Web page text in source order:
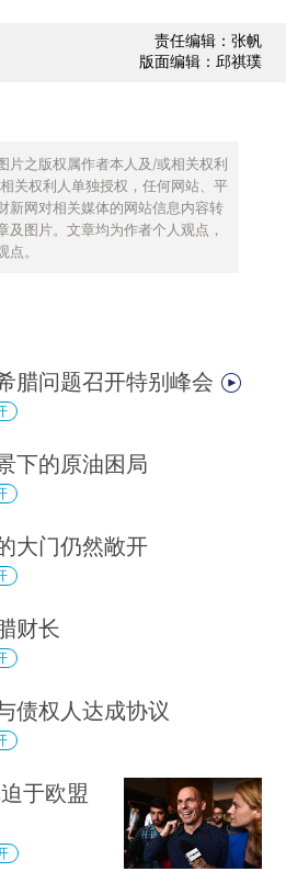
责任编辑：张帆
版面编辑：邱祺璞
片之版权属作者本人及/或相关权利
关权利人单独授权，任何网站、平
新网对相关媒体的网站信息内容转
及图片。文章均为作者个人观点，
。
腊问题召开特别峰会
下的原油困局
大门仍然敞开
财长
债权人达成协议
于欧盟